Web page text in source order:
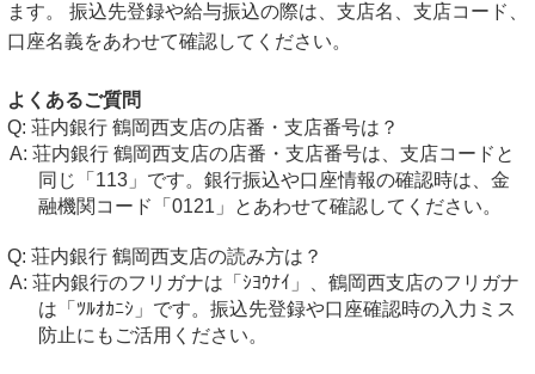
ます。 振込先登録や給与振込の際は、支店名、支店コード、
口座名義をあわせて確認してください。
よくあるご質問
荘内銀行 鶴岡西支店の店番・支店番号は？
荘内銀行 鶴岡西支店の店番・支店番号は、支店コードと
同じ「113」です。銀行振込や口座情報の確認時は、金
融機関コード「0121」とあわせて確認してください。
荘内銀行 鶴岡西支店の読み方は？
荘内銀行のフリガナは「ｼﾖｳﾅｲ」、鶴岡西支店のフリガナ
は「ﾂﾙｵｶﾆｼ」です。振込先登録や口座確認時の入力ミス
防止にもご活用ください。